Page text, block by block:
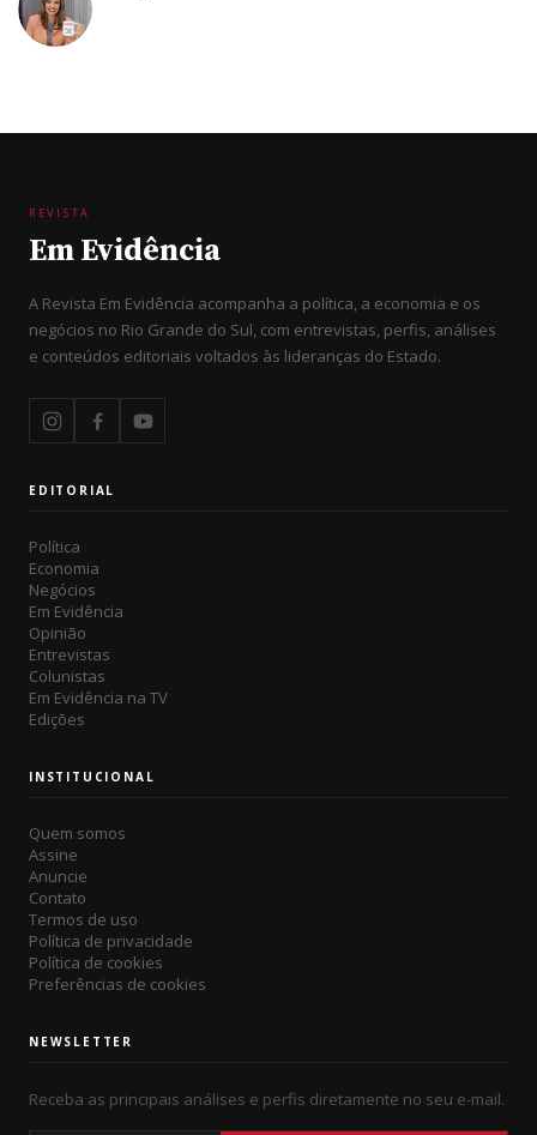
REVISTA
Em Evidência
A Revista Em Evidência acompanha a política, a economia e os
negócios no Rio Grande do Sul, com entrevistas, perfis, análises
e conteúdos editoriais voltados às lideranças do Estado.
EDITORIAL
Política
Economia
Negócios
Em Evidência
Opinião
Entrevistas
Colunistas
Em Evidência na TV
Edições
INSTITUCIONAL
Quem somos
Assine
Anuncie
Contato
Termos de uso
Política de privacidade
Política de cookies
Preferências de cookies
NEWSLETTER
Receba as principais análises e perfis diretamente no seu e-mail.